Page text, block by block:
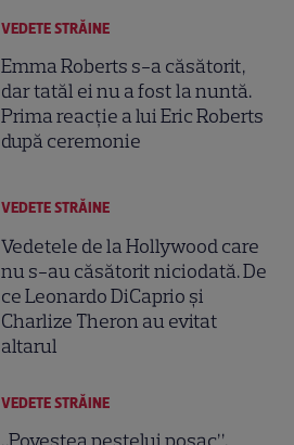
VEDETE STRĂINE
Emma Roberts s-a căsătorit,
dar tatăl ei nu a fost la nuntă.
Prima reacție a lui Eric Roberts
după ceremonie
VEDETE STRĂINE
Vedetele de la Hollywood care
nu s-au căsătorit niciodată. De
ce Leonardo DiCaprio și
Charlize Theron au evitat
altarul
VEDETE STRĂINE